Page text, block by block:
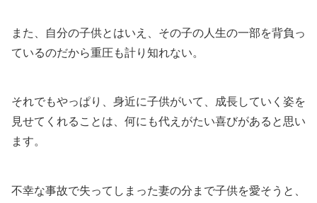
また、自分の子供とはいえ、その子の人生の一部を背負っ
ているのだから重圧も計り知れない。
それでもやっぱり、身近に子供がいて、成長していく姿を
見せてくれることは、何にも代えがたい喜びがあると思い
ます。
不幸な事故で失ってしまった妻の分まで子供を愛そうと、